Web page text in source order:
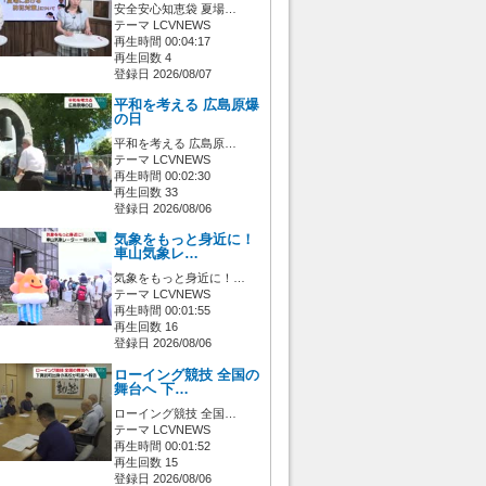
安全安心知恵袋 夏場…
テーマ LCVNEWS
再生時間 00:04:17
再生回数 4
登録日 2026/08/07
平和を考える 広島原爆
の日
平和を考える 広島原…
テーマ LCVNEWS
再生時間 00:02:30
再生回数 33
登録日 2026/08/06
気象をもっと身近に！
車山気象レ…
気象をもっと身近に！…
テーマ LCVNEWS
再生時間 00:01:55
再生回数 16
登録日 2026/08/06
ローイング競技 全国の
舞台へ 下…
ローイング競技 全国…
テーマ LCVNEWS
再生時間 00:01:52
再生回数 15
登録日 2026/08/06